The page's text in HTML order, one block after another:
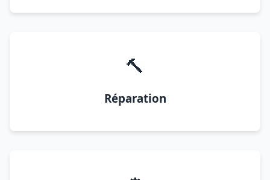
🔨
Réparation